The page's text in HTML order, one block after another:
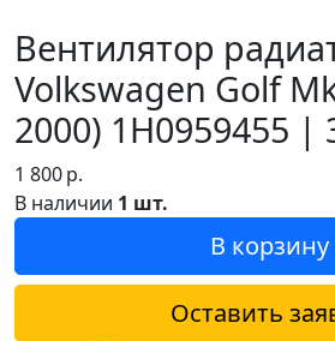
Вентилятор
Volkswagen Golf
2000) 1H0959455 |
1 800р.
В наличии 1 шт.
В корзину
Оставить